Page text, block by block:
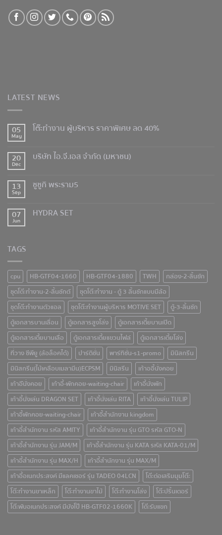
LATEST NEWS
05
May
โต๊ะทำงาน ผู้บริหาร ราคาพิเศษ ลด 40%
20
Dec
บริษัท ไอ.จี.เอส จำกัด (มหาชน)
13
Sep
ซูซูกิ พระราม5
07
Jun
HYDRA SET
TAGS
cpu HB-GTF04-1660 HB-GTF04-1880 TWH
กล่อง-2-ลิ้นฃัก
ชุดโต๊ะทำงาน-2-ลิ้นชักตั
ชุดโต๊ะทำงาน - ตู้ 3 ลิ้นชักแบบมีล้อ
ชุดโต๊ะทำงานตัวแอล
ชุดโต๊ะทำงานผู้บริหาร MOTIVE SET
ตู้-3-ลิ้นชัก
ตู้เอกสารบานเลื่อน
ตู้เอกสารสูงโล่ง
ตู้เอกสารเตี้ยบานเปิด
ตู้เอกสารเตี้ยบานเลื่อ
ตู้เอกสารเตี้ยแขวนไฟล์
ตู้เอกสารเตี้ยโล่ง
ที่วาง ซีพียู (ล้อล็อคได้)
ปาร์ติชั่น พาร์ทิชั่น-s1-promo
มินิสกรีน
มินิสกรีน(ไม้เคลือบเมลามีน) ECPSM
มินิสรีน
เก้าออี้นั่งคอย
เก้าอีันั่งคอย
เก้าอี้-พักคอย-waiting-chair
เก้าอี้นั่งพัก
เก้าอี้นั่งเล่น DRAGON SET
เก้าอี้นั่งเล่น RITA
เก้าอี้นั่งเล่น TULIP
เก้าอี้พักคอย-waiting-chair
เก้าอี้สำนักงาน kingdom
เก้าอี้สำนักงาน รหัส AMITY
เก้าอี้สำนักงาน รุ่น GTO รหัส GTO-N
เก้าอี้สำนักงาน รุ่น JAM/M
เก้าอี้สำนักงาน รุ่น KATA รหัส KATA-01/M
เก้าอี้สำนักงาน รุ่น MAX/H
เก้าอี้สำนักงาน รุ่น MAX/M
เก้าอี้อเนกประสงค์ มีแลคเชอร์ รุ่น TADEO 04LCN
โต๊ะต่อเสริมมุมโต๊ะ
โต๊ะทำงานขาเหล็ก
โต๊ะทำงานขาไม้ โต๊ะทำงานโล่ง
โต๊ะปริ้นเตอร์
โต๊ะพับอเนกประสงค์ มีบังโป๊ HB-GTF02-1660K
โต๊ะรับแขก